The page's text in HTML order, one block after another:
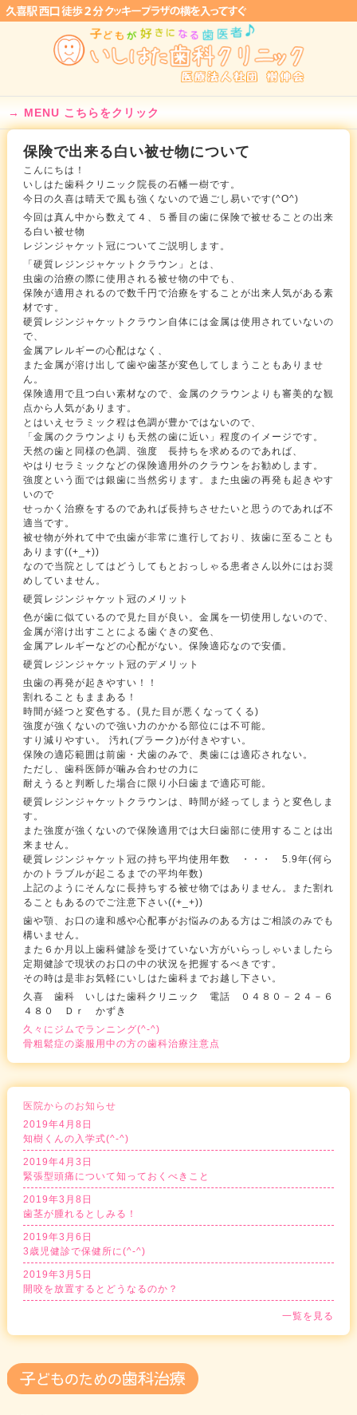
MENU こちらをクリック
保険で出来る白い被せ物について
こんにちは！
いしはた歯科クリニック院長の石幡一樹です。
今日の久喜は晴天で風も強くないので過ごし易いです(^O^)
今回は真ん中から数えて４、５番目の歯に保険で被せることの出来
る白い被せ物
レジンジャケット冠についてご説明します。
「硬質レジンジャケットクラウン」とは、
虫歯の治療の際に使用される被せ物の中でも、
保険が適用されるので数千円で治療をすることが出来人気がある素
材です。
硬質レジンジャケットクラウン自体には金属は使用されていないの
で、
金属アレルギーの心配はなく、
また金属が溶け出して歯や歯茎が変色してしまうこともありませ
ん。
保険適用で且つ白い素材なので、金属のクラウンよりも審美的な観
点から人気があります。
とはいえセラミック程は色調が豊かではないので、
「金属のクラウンよりも天然の歯に近い」程度のイメージです。
天然の歯と同様の色調、強度 長持ちを求めるのであれば、
やはりセラミックなどの保険適用外のクラウンをお勧めします。
強度という面では銀歯に当然劣ります。また虫歯の再発も起きやす
いので
せっかく治療をするのであれば長持ちさせたいと思うのであれば不
適当です。
被せ物が外れて中で虫歯が非常に進行しており、抜歯に至ることも
あります((+_+))
なので当院としてはどうしてもとおっしゃる患者さん以外にはお奨
めしていません。
硬質レジンジャケット冠のメリット
色が歯に似ているので見た目が良い。金属を一切使用しないので、
金属が溶け出すことによる歯ぐきの変色、
金属アレルギーなどの心配がない。保険適応なので安価。
硬質レジンジャケット冠のデメリット
虫歯の再発が起きやすい！！
割れることもままある！
時間が経つと変色する。(見た目が悪くなってくる)
強度が強くないので強い力のかかる部位には不可能。
すり減りやすい。 汚れ(プラーク)が付きやすい。
保険の適応範囲は前歯・犬歯のみで、奥歯には適応されない。
ただし、歯科医師が噛み合わせの力に
耐えうると判断した場合に限り小臼歯まで適応可能。
硬質レジンジャケットクラウンは、時間が経ってしまうと変色しま
す。
また強度が強くないので保険適用では大臼歯部に使用することは出
来ません。
硬質レジンジャケット冠の持ち平均使用年数 ・・・ 5.9年(何ら
かのトラブルが起こるまでの平均年数)
上記のようにそんなに長持ちする被せ物ではありません。また割れ
ることもあるのでご注意下さい((+_+))
歯や顎、お口の違和感や心配事がお悩みのある方はご相談のみでも
構いません。
また６か月以上歯科健診を受けていない方がいらっしゃいましたら
定期健診で現状のお口の中の状況を把握するべきです。
その時は是非お気軽にいしはた歯科までお越し下さい。
久喜 歯科 いしはた歯科クリニック 電話 ０４８０－２４－６
４８０ Ｄｒ かずき
久々にジムでランニング(^-^)
骨粗鬆症の薬服用中の方の歯科治療注意点
医院からのお知らせ
2019年4月8日
知樹くんの入学式(^-^)
2019年4月3日
緊張型頭痛について知っておくべきこと
2019年3月8日
歯茎が腫れるとしみる！
2019年3月6日
3歳児健診で保健所に(^-^)
2019年3月5日
開咬を放置するとどうなるのか？
一覧を見る